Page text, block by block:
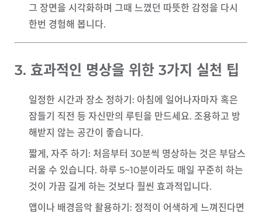
그 장면을 시각화하며 그때 느꼈던 따뜻한 감정을 다시
한번 경험해 봅니다.
3. 효과적인 명상을 위한 3가지 실천 팁
일정한 시간과 장소 정하기 : 아침에 일어나자마자 혹은
잠들기 직전 등 자신만의 루틴을 만드세요. 조용하고 방
해받지 않는 공간이 좋습니다.
짧게, 자주 하기 : 처음부터 30분씩 명상하는 것은 부담스
러울 수 있습니다. 하루 5~10분이라도 매일 꾸준히 하는
것이 가끔 길게 하는 것보다 훨씬 효과적입니다.
앱이나 배경음악 활용하기 : 정적이 어색하게 느껴진다면